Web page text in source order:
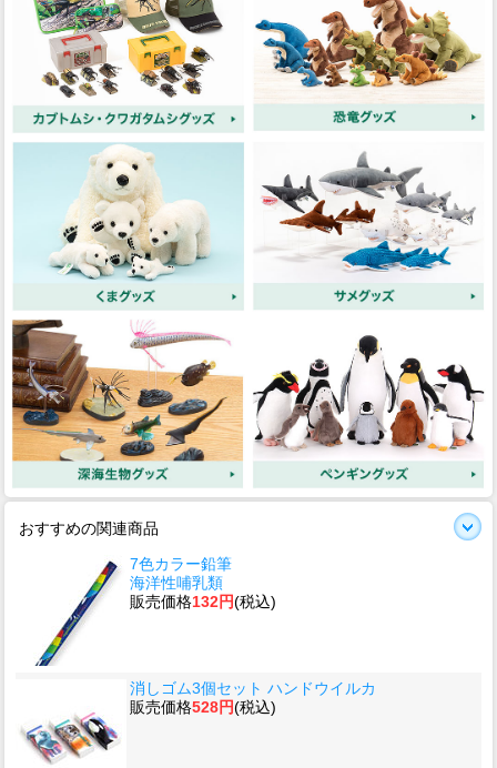
おすすめの関連商品
7色カラー鉛筆
海洋性哺乳類
販売価格132円(税込)
消しゴム3個セット ハンドウイルカ
販売価格528円(税込)